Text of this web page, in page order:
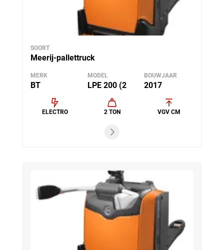
SOORT
Meerij-pallettruck
MERK
BT
MODEL
LPE 200 (2
BOUWJAAR
2017
ELECTRO 2 TON VGV CM